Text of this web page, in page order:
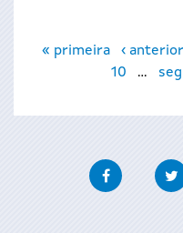
Páxinas
« primeira ‹ anterior
10
…
Facebook